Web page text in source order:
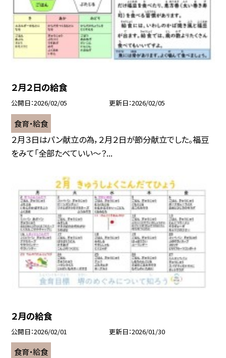
２月２日の給食
公開日 2026/02/05 更新日 2026/02/05
食育・給食
２月３日はパン献立の為，２月２日が節分献立でした。福豆
をみて「全部たべていい～？...
２月の給食
公開日 2026/02/01 更新日 2026/01/30
食育・給食